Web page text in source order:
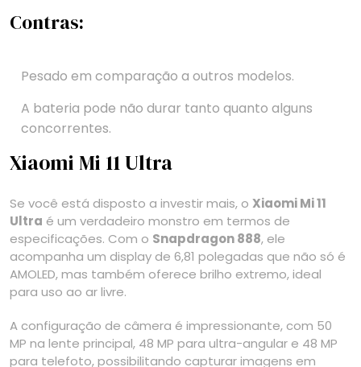
Contras:
Pesado em comparação a outros modelos.
A bateria pode não durar tanto quanto alguns
concorrentes.
Xiaomi Mi 11 Ultra
Se você está disposto a investir mais, o Xiaomi Mi 11
Ultra é um verdadeiro monstro em termos de
especificações. Com o Snapdragon 888, ele
acompanha um display de 6,81 polegadas que não só é
AMOLED, mas também oferece brilho extremo, ideal
para uso ao ar livre.
A configuração de câmera é impressionante, com 50
MP na lente principal, 48 MP para ultra-angular e 48 MP
para telefoto, possibilitando capturar imagens em